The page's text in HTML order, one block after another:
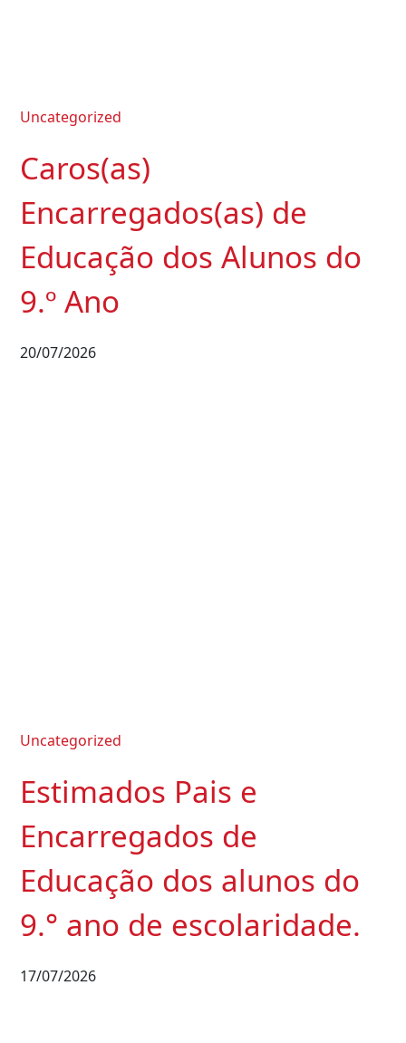
Uncategorized
Caros(as)
Encarregados(as) de
Educação dos Alunos do
9.º Ano
20/07/2026
Uncategorized
Estimados Pais e
Encarregados de
Educação dos alunos do
9.° ano de escolaridade.
17/07/2026